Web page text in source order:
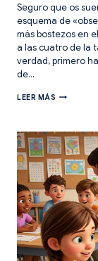
Seguro que os
esquema de
más bostezos en
a las cuatro de la
verdad, primero
de…
LEER MÁS
LOCAS
EN
CLASE.